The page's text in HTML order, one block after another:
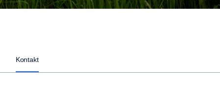
Kontakt